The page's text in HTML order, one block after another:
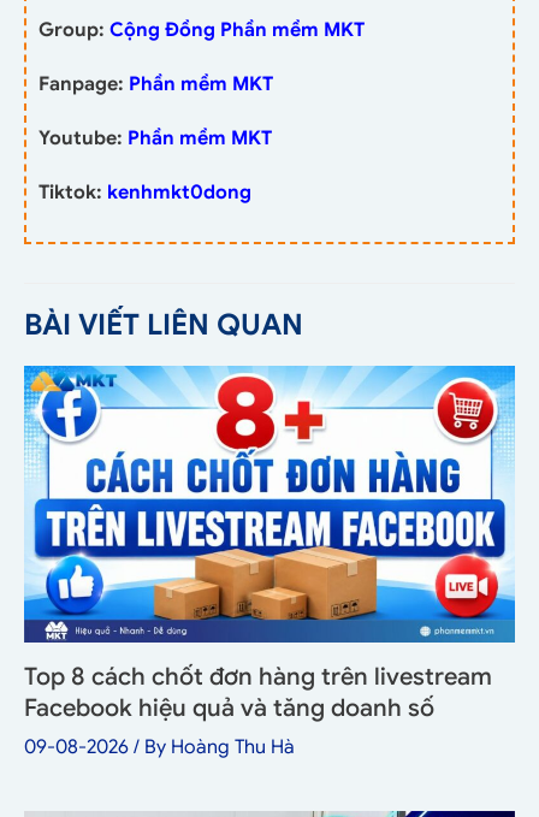
Group: Cộng Đồng Phần mềm MKT
Fanpage: Phần mềm MKT
Youtube: Phần mềm MKT
Tiktok: kenhmkt0dong
BÀI VIẾT LIÊN QUAN
Top 8 cách chốt đơn hàng trên livestream
Facebook hiệu quả và tăng doanh số
09-08-2026 / By Hoàng Thu Hà